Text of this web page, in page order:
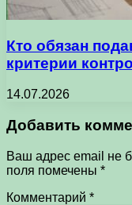
Кто обязан
критерии
14.07.2026
Добавить
Ваш адрес email не
поля помечены *
Комментарий *